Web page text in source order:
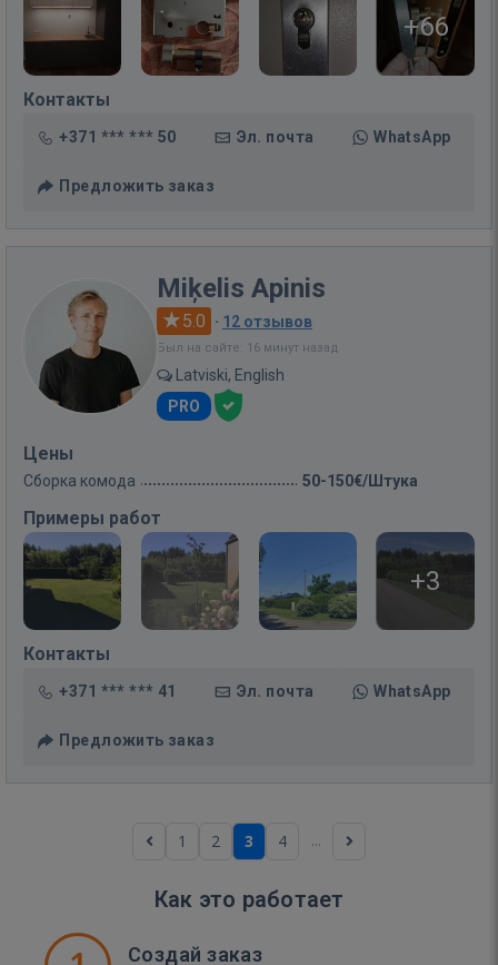
+66
Контакты
+371 *** *** 50 Эл. почта WhatsApp
Предложить заказ
Miķelis Apinis
5.0 · 12 отзывов
Был на сайте: 16 минут назад
Latviski, English
PRO
Цены
Сборка комода 50-150€/Штука
Примеры работ
+3
Контакты
+371 *** *** 41 Эл. почта WhatsApp
Предложить заказ
1 2 3 4 ...
Как это работает
Создай заказ